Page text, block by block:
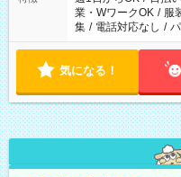
業・WワークOK / 服
集 / 電話対応なし /
気になる！